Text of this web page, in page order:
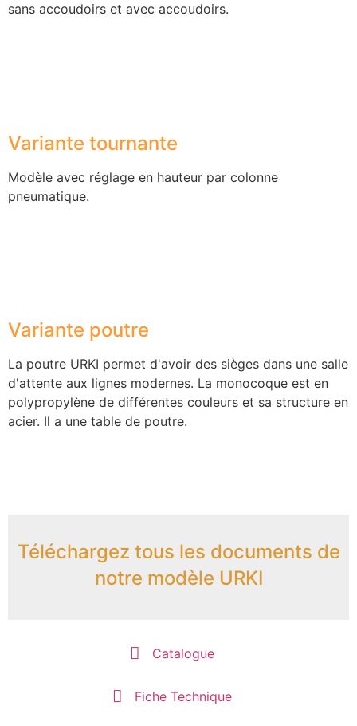
sans accoudoirs et avec accoudoirs.
Variante tournante
Modèle avec réglage en hauteur par colonne
pneumatique.
Variante poutre
La poutre URKI permet d'avoir des sièges dans une salle
d'attente aux lignes modernes. La monocoque est en
polypropylène de différentes couleurs et sa structure en
acier. Il a une table de poutre.
Téléchargez tous les documents de
notre modèle URKI
Catalogue
Fiche Technique